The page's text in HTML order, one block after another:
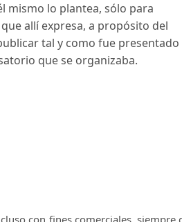
mismo lo plantea, sólo para
allí expresa, a propósito del
tal y como fue presentado
que se organizaba.